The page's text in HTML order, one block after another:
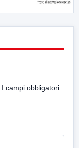
I campi obbligatori